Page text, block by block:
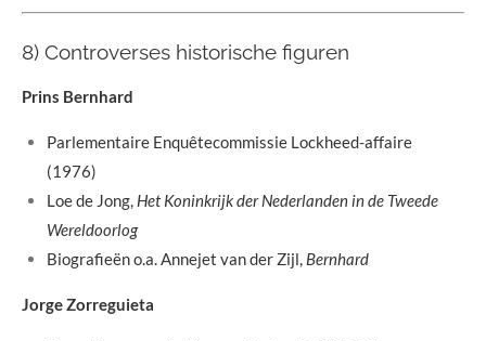
8) Controverses historische figuren
Prins Bernhard
Parlementaire Enquêtecommissie Lockheed-affaire
(1976)
Loe de Jong, Het Koninkrijk der Nederlanden in de Tweede
Wereldoorlog
Biografieën o.a. Annejet van der Zijl, Bernhard
Jorge Zorreguieta